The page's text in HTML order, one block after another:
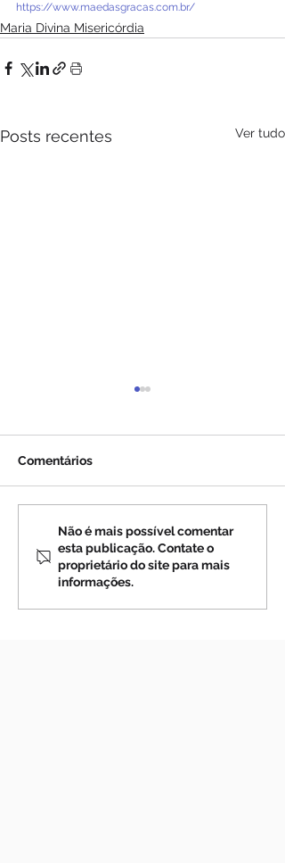
https://www.maedasgracas.com.br/
Maria Divina Misericórdia
Posts recentes Ver tudo
Julgue e amaldiçoe
outra pessoa em Meu
Nome e você cuspirá
em Minha Face (07-01-
2012)
Comentários
Não é mais possível comentar
esta publicação. Contate o
proprietário do site para mais
informações.